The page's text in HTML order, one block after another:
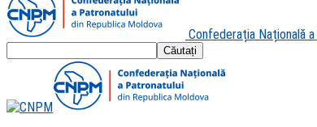
Confederația Națională